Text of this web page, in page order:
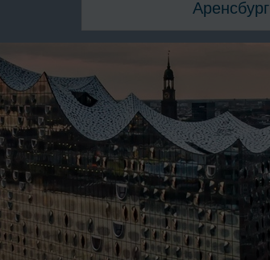
Аренсбург